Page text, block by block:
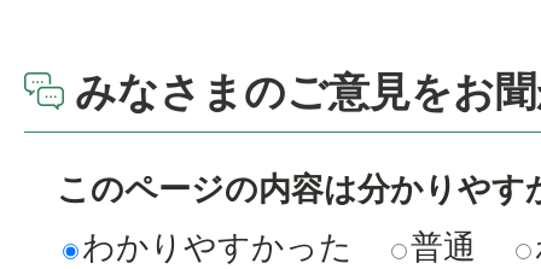
みなさまのご意見をお
このページの内容は分かりやす
わかりやすかった
普通